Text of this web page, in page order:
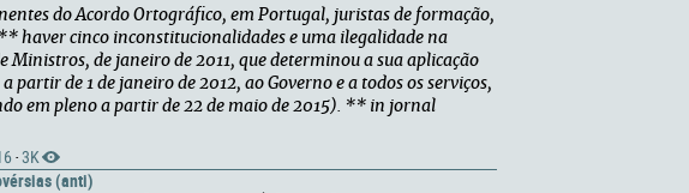
do Acordo Ortográfico, em Portugal, juristas de formação,
haver cinco inconstitucionalidades e uma ilegalidade na
Ministros, de janeiro de 2011, que determinou a sua aplicação
de 1 de janeiro de 2012, ao Governo e a todos os serviços,
em pleno a partir de 22 de maio de 2015). ** in jornal
· 3K
(anti)